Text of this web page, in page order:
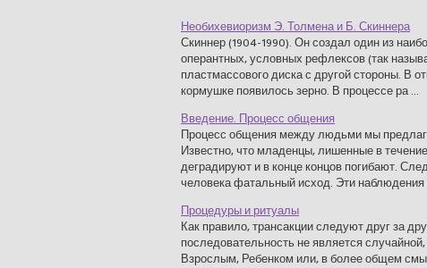
Необихевиоризм Э. Толмена и Б. Скиннера
Скиннер (1904-1990). Он создал один из
оперантных, условных рефлексов (так
пластмассового диска с другой стороны. В
кормушке появилось зерно. В процессе ра ...
Введение. Процесс общения
Процесс общения между людьми мы
Известно, что младенцы, лишенные в
деградируют и в конце концов погибают.
человека фатальный исход. Эти наблюдения
Процедуры и ритуалы
Как правило, трансакции следуют друг за
последовательность не является
Взрослым, Ребенком или, в более общем